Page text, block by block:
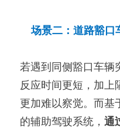
场景二：道路豁口
若遇到同侧豁口车辆
反应时间更短，加上
更加难以察觉。而基
的辅助驾驶系统， 通